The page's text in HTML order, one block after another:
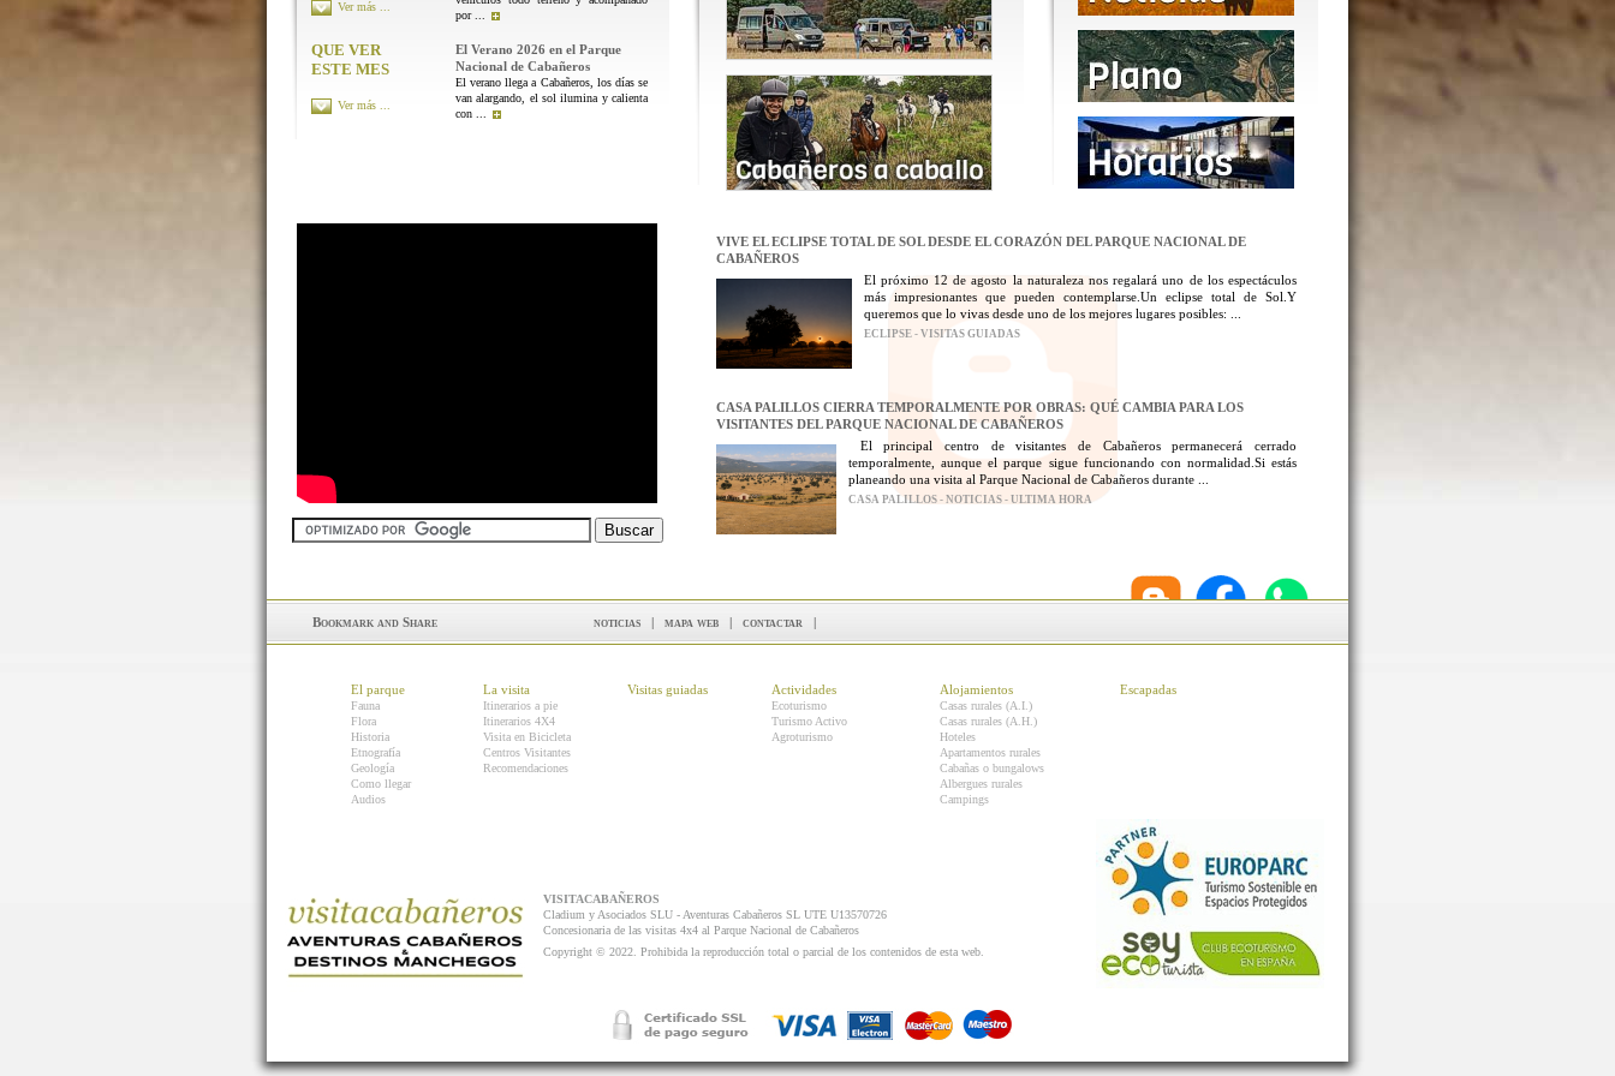
por ...
Ver más ...
QUE VER
ESTE MES
El Verano 2026 en el Parque
Nacional de Cabañeros
El verano llega a Cabañeros, los días se
van alargando, el sol ilumina y calienta
con ...
Ver más ...
VIVE EL ECLIPSE TOTAL DE SOL DESDE EL CORAZÓN DEL PARQUE NACIONAL DE
CABAÑEROS
El próximo 12 de agosto la naturaleza nos regalará uno de los espectáculos
más impresionantes que pueden contemplarse.Un eclipse total de Sol.Y
queremos que lo vivas desde uno de los mejores lugares posibles: ...
ECLIPSE - VISITAS GUIADAS
CASA PALILLOS CIERRA TEMPORALMENTE POR OBRAS: QUÉ CAMBIA PARA LOS
VISITANTES DEL PARQUE NACIONAL DE CABAÑEROS
El principal centro de visitantes de Cabañeros permanecerá cerrado
temporalmente, aunque el parque sigue funcionando con normalidad.Si estás
planeando una visita al Parque Nacional de Cabañeros durante ...
CASA PALILLOS - NOTICIAS - ULTIMA HORA
noticias | mapa web | contactar |
El parque
Fauna
Flora
Historia
Etnografía
Geología
Como llegar
Audios
La visita
Itinerarios a pie
Itinerarios 4X4
Visita en Bicicleta
Centros Visitantes
Recomendaciones
Visitas guiadas Actividades
Ecoturismo
Turismo Activo
Agroturismo
Alojamientos
Casas rurales (A.I.)
Casas rurales (A.H.)
Hoteles
Apartamentos rurales
Cabañas o bungalows
Albergues rurales
Campings
Escapadas
VISITACABAÑEROS
Cladium y Asociados SLU - Aventuras Cabañeros SL UTE U13570726
Concesionaria de las visitas 4x4 al Parque Nacional de Cabañeros
Copyright © 2022. Prohibida la reproducción total o parcial de los contenidos de esta web.